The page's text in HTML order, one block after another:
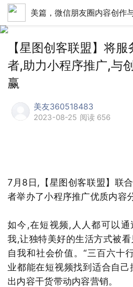
美篇，微信朋友圈内容创作
【星图创客联盟】将
者,助力小程序推广,与
赢
美友360518483
2023-08-25 阅读 656
7月8日,【星图创客联盟】联
者举办了小程序推广优质内容
如今,在短视频,人人都可以通
我,让独特美好的生活方式被
自我和社会价值。“三百六十
业都能在短视频找到适合自
出内容干货带动内容营销。